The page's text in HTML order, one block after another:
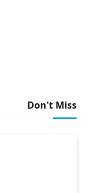
Don't Miss